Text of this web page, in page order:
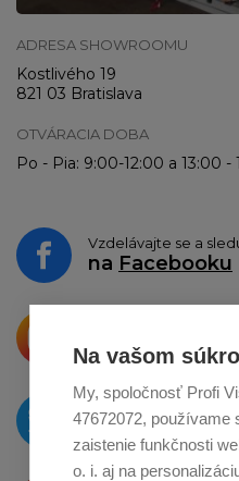
Na vašom
My, spoločnosť Profi
47672072, používame
zaistenie funkčnosti
o. i. aj na
ADRESA SHOWROOMU
Kostlivého 19
821 03 Bratislava
OTVÁRACIA DOBA
Po - Pia: 9:00-12:00 a 13:00 -
Vzdelávajte se a
na Facebooku
o zdieľanie na
O novinkách píšeme
naTwitteri